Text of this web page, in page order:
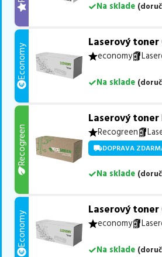
Na sklade (
Economy
Laserový toner
economy
Na sklade (
Recogreen
Laserový toner
Recogreen
DOPRAVA
Na sklade (
Economy
Laserový toner
economy
Na sklade (